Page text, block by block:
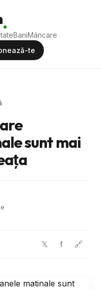
BaniMâncare
te
sunt mai
𝕏 f 🔗